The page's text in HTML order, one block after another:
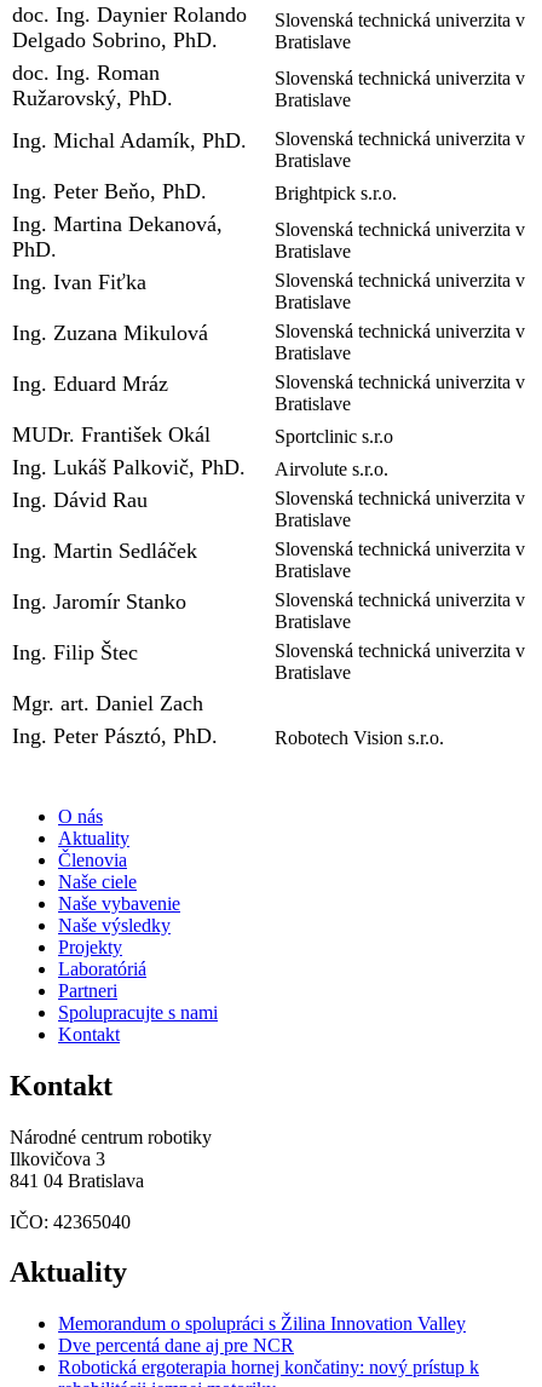
doc. Ing. Daynier Rolando
Delgado Sobrino, PhD.
Slovenská technická univerzita v
Bratislave
doc. Ing. Roman
Ružarovský, PhD.
Slovenská technická univerzita v
Bratislave
Ing. Michal Adamík, PhD.
Slovenská technická univerzita v
Bratislave
Ing. Peter Beňo, PhD. Brightpick s.r.o.
Ing. Martina Dekanová,
PhD.
Slovenská technická univerzita v
Bratislave
Ing. Ivan Fiťka
Slovenská technická univerzita v
Bratislave
Ing. Zuzana Mikulová
Slovenská technická univerzita v
Bratislave
Ing. Eduard Mráz
Slovenská technická univerzita v
Bratislave
MUDr. František Okál Sportclinic s.r.o
Ing. Lukáš Palkovič, PhD. Airvolute s.r.o.
Ing. Dávid Rau
Slovenská technická univerzita v
Bratislave
Ing. Martin Sedláček
Slovenská technická univerzita v
Bratislave
Ing. Jaromír Stanko
Slovenská technická univerzita v
Bratislave
Ing. Filip Štec
Slovenská technická univerzita v
Bratislave
Mgr. art. Daniel Zach
Ing. Peter Pásztó, PhD.
Robotech Vision s.r.o.
O nás
Aktuality
Členovia
Naše ciele
Naše vybavenie
Naše výsledky
Projekty
Laboratóriá
Partneri
Spolupracujte s nami
Kontakt
Kontakt
Národné centrum robotiky
Ilkovičova 3
841 04 Bratislava
IČO: 42365040
Aktuality
Memorandum o spolupráci s Žilina Innovation Valley
Dve percentá dane aj pre NCR
Robotická ergoterapia hornej končatiny: nový prístup k